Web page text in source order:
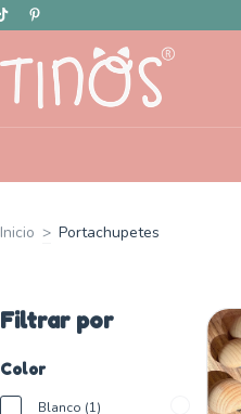
Inicio > Portachupetes
Filtrar por
Color
Blanco (1)